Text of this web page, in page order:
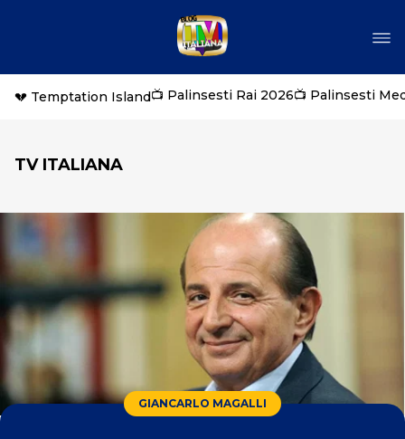
💔 Temptation Island📺 Palinsesti Rai 2026📺 Palinsesti
TV ITALIANA
GIANCARLO MAGALLI